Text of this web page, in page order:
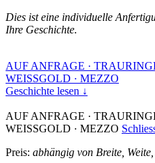
Dies ist eine individuelle
Ihre Geschichte.
AUF ANFRAGE ·
WEISSGOLD · MEZZO
Geschichte lesen ↓
AUF ANFRAGE ·
WEISSGOLD · MEZZO
Preis: abhängig von Breite,